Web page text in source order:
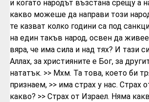
и когато народът възстана срещу а
какво можеше да направи този
те казват колко години са под
на един такъв народ, освен да
вяра, че има сила и над тях? И тази
Аллах, за християните е Бог, за
нататък. >> Мхм. Та това, което би
признаем, >> има страх у нас. Страх
какво? >> Страх от Израел. Няма